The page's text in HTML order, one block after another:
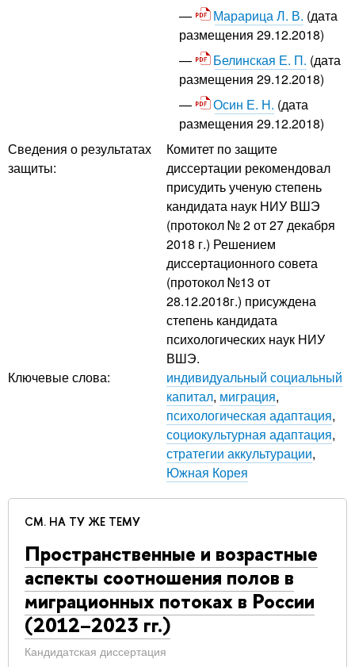
Марарица Л. В. (дата
размещения 29.12.2018)
Белинская Е. П. (дата
размещения 29.12.2018)
Осин Е. Н. (дата
размещения 29.12.2018)
Сведения о результатах
защиты:
Комитет по защите
диссертации рекомендовал
присудить ученую степень
кандидата наук НИУ ВШЭ
(протокол № 2 от 27 декабря
2018 г.) Решением
диссертационного совета
(протокол №13 от
28.12.2018г.) присуждена
степень кандидата
психологических наук НИУ
ВШЭ.
Ключевые слова:
индивидуальный социальный
капитал, миграция,
психологическая адаптация,
социокультурная адаптация,
стратегии аккультурации,
Южная Корея
СМ. НА ТУ ЖЕ ТЕМУ
Пространственные и возрастные
аспекты соотношения полов в
миграционных потоках в России
(2012–2023 гг.)
Кандидатская диссертация